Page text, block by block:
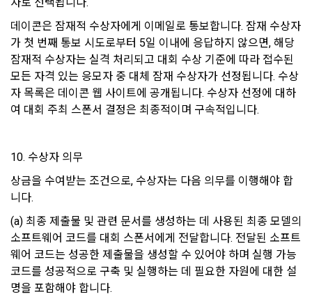
소셜 계정으로 로그인
구글 로그인
아직 데이콘 계정이 없나요? 회원가입
로그인 하시려면 아래 이메일로 인증이 필요합니다. 이메일을 다
시 보내시겠습니까?
데이콘 회원가입을 환영합니다. 메일 인증은 데이콘 회원가입
을 위한 필수 절차입니다. 아래 이메일을 인증하여 회원가입 절
차를 완료하여 주시기 바랍니다.
제14조(취소 및 환불)
이용자는 구매한 “서비스” 사용을 아직 개시하지 않고 주문이
완료된 날로부터 7일 이내에 요청하는 경우 구매를 취소하고 환
불을 받을 수 있다. “회사”는 주문이 완료된 날부터 7일 후에 제
기된 환불 요청에 대해 단독 재량권에 따라 승인 또는 거절할 권
한을 보유한다. 단, “서비스”에 결함이 있는 경우는 예외로 하며
스를 중지할 권리를 보유한다.
제15조(청약철회 등)
1. “사이트”와 재화 및 서비스 등의 구매에 관한 계약을 체결한
이용자는 「전자상거래 등에서의 소비자보호에 관한 법률」 제
13조 제2항에 따른 계약 내용에 관한 고지를 받은 날(그 고지를
받은 때보다 재화 및 서비스 등의 공급이 늦게 이루어진 경우에
는 재화 및 서비스 등을 공급받거나 재화 및 서비스 등의 공급이
-개인 정보를 제공 받는자 : 국외 기업회원
-개인정보를 제공받는 자의 개인정보 이용 목적 : 국외채용을 위
한 적합자 확인
-제공하는 개인정보의 항목 : 데이콘 인재풀 등록시 수집되는 항
목
-제공방법 : 데이콘 인재풀 DB를 통해 제공
-개인정보를 제공받는 자의 개인정보 보유 및 이용기간 : 제휴
6. 개인정보의 보유 및 이용기간
"회사"는 회원가입, 인재풀 등록으로부터 서비스를 제공하는 기
다. 개인정보의 수집 및 이용에 대한 동의를 철회하는 경우, 수집
및 이용목적이 달성되거나 이용기간이 종료한 경우 개인정보를
지체 없이 파기합니다.
단, 다음의 경우에 대해서는 각각 명시한 이유와 기간 동안 보존
합니다.
데이콘은 잠재적 수상자에게 이메일로 통보합니다. 잠재 수상자
가 첫 번째 통보 시도로부터 5일 이내에 응답하지 않으면, 해당
잠재적 수상자는 실격 처리되고 대회 수상 기준에 따라 접수된
모든 자격 있는 응모자 중 대체 잠재 수상자가 선정됩니다. 수상
자 목록은 데이콘 웹 사이트에 공개됩니다. 수상자 선정에 대하
여 대회 주최 스폰서 결정은 최종적이며 구속적입니다.
10. 수상자 의무
상금을 수여받는 조건으로, 수상자는 다음 의무를 이행해야 합
니다.
(a) 최종 제출물 및 관련 문서를 생성하는 데 사용된 최종 모델의
소프트웨어 코드를 대회 스폰서에게 전달합니다. 전달된 소프트
웨어 코드는 성공한 제출물을 생성할 수 있어야 하며 실행 가능
코드를 성공적으로 구축 및 실행하는 데 필요한 자원에 대한 설
명을 포함해야 합니다.